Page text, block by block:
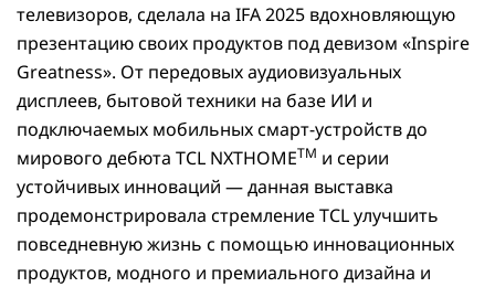
телевизоров, сделала на IFA 2025 вдохновляющую
презентацию своих продуктов под девизом «Inspire
Greatness». От передовых аудиовизуальных
дисплеев, бытовой техники на базе ИИ и
подключаемых мобильных смарт-устройств до
мирового дебюта TCL NXTHOMETM и серии
устойчивых инноваций — данная выставка
продемонстрировала стремление TCL улучшить
повседневную жизнь с помощью инновационных
продуктов, модного и премиального дизайна и